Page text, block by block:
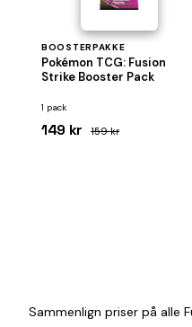
BOOSTERPAKKE
Pokémon TCG: Fusion
Strike Booster Pack
1 pack
149 kr 159 kr
Sammenlign priser på alle